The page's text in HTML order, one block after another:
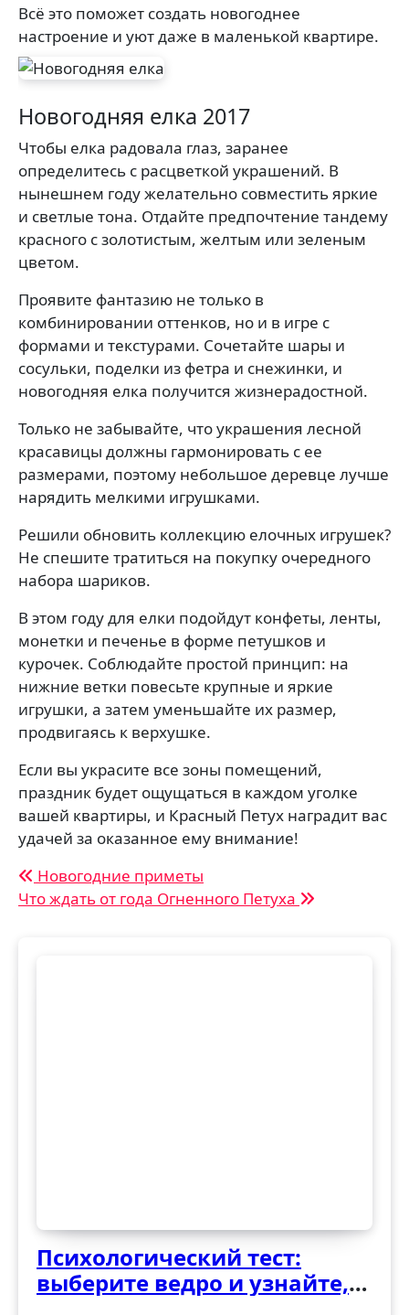
Всё это поможет создать новогоднее
настроение и уют даже в маленькой квартире.
Новогодняя елка 2017
Чтобы елка радовала глаз, заранее
определитесь с расцветкой украшений. В
нынешнем году желательно совместить яркие
и светлые тона. Отдайте предпочтение тандему
красного с золотистым, желтым или зеленым
цветом.
Проявите фантазию не только в
комбинировании оттенков, но и в игре с
формами и текстурами. Сочетайте шары и
сосульки, поделки из фетра и снежинки, и
новогодняя елка получится жизнерадостной.
Только не забывайте, что украшения лесной
красавицы должны гармонировать с ее
размерами, поэтому небольшое деревце лучше
нарядить мелкими игрушками.
Решили обновить коллекцию елочных игрушек?
Не спешите тратиться на покупку очередного
набора шариков.
В этом году для елки подойдут конфеты, ленты,
монетки и печенье в форме петушков и
курочек. Соблюдайте простой принцип: на
нижние ветки повесьте крупные и яркие
игрушки, а затем уменьшайте их размер,
продвигаясь к верхушке.
Если вы украсите все зоны помещений,
праздник будет ощущаться в каждом уголке
вашей квартиры, и Красный Петух наградит вас
удачей за оказанное ему внимание!
Навигация
по
Новогодние приметы
Что ждать от года Огненного Петуха
Психологический тест:
выберите ведро и узнайте,